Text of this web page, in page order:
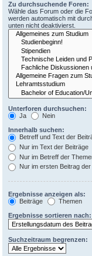
Zu durchsuchende Foren:
Wähle das Forum oder die
werden automatisch mit
unten nicht deaktivierst.
Unterforen durchsuchen:
Ja
Nein
Innerhalb suchen:
Betreff und Text der
Nur im Text der Beiträge
Nur im Betreff der
Nur im ersten Beitrag
Ergebnisse anzeigen als:
Beiträge
Themen
Ergebnisse sortieren nach:
Suchzeitraum begrenzen: